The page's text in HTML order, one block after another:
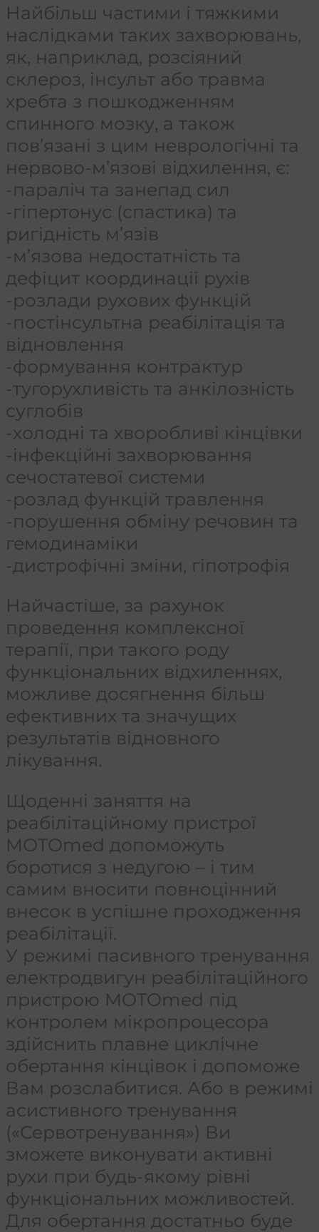
Найбільш частими і тяжкими
наслідками таких захворювань,
як, наприклад, розсіяний
склероз, інсульт або травма
хребта з пошкодженням
спинного мозку, а також
пов’язані з цим неврологічні та
нервово-м’язові відхилення, є:
-параліч та занепад сил
-гіпертонус (спастика) та
ригідність м’язів
-м’язова недостатність та
дефіцит координації рухів
-розлади рухових функцій
-постінсультна реабілітація та
відновлення
-формування контрактур
-тугорухливість та анкілозність
суглобів
-холодні та хворобливі кінцівки
-інфекційні захворювання
сечостатевої системи
-розлад функцій травлення
-порушення обміну речовин та
гемодинаміки
-дистрофічні зміни, гіпотрофія
Найчастіше, за рахунок
проведення комплексної
терапії, при такого роду
функціональних відхиленнях,
можливе досягнення більш
ефективних та значущих
результатів відновного
лікування.
Щоденні заняття на
реабілітаційному пристрої
МОTOmed допоможуть
боротися з недугою – і тим
самим вносити повноцінний
внесок в успішне проходження
реабілітації.
У режимі пасивного тренування
електродвигун реабілітаційного
пристрою MOTOmed під
контролем мікропроцесора
здійснить плавне циклічне
обертання кінцівок і допоможе
Вам розслабитися. Або в режимі
асистивного тренування
(«Сервотренування») Ви
зможете виконувати активні
рухи при будь-якому рівні
функціональних можливостей.
Для обертання достатньо буде